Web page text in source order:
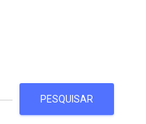
PESQUISAR